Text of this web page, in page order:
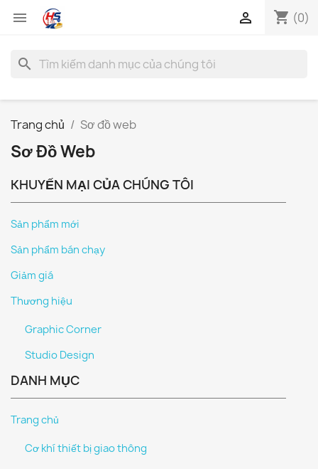
 shopping_cart (0)

search
Trang chủ Sơ đồ web
Sơ Đồ Web
KHUYẾN MẠI CỦA CHÚNG TÔI
Sản phẩm mới
Sản phẩm bán chạy
Giảm giá
Thương hiệu
Graphic Corner
Studio Design
DANH MỤC
Trang chủ
Cơ khí thiết bị giao thông